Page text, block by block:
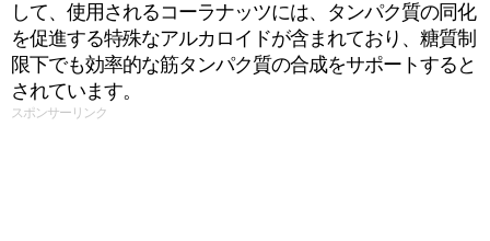
して、使用されるコーラナッツには、タンパク質の同化
を促進する特殊なアルカロイドが含まれており、糖質制
限下でも効率的な筋タンパク質の合成をサポートすると
されています。
スポンサーリンク